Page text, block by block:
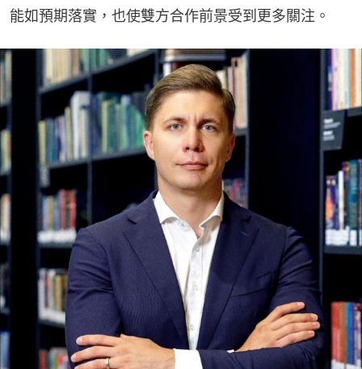
能如預期落實，也使雙方合作前景受到更多關注。